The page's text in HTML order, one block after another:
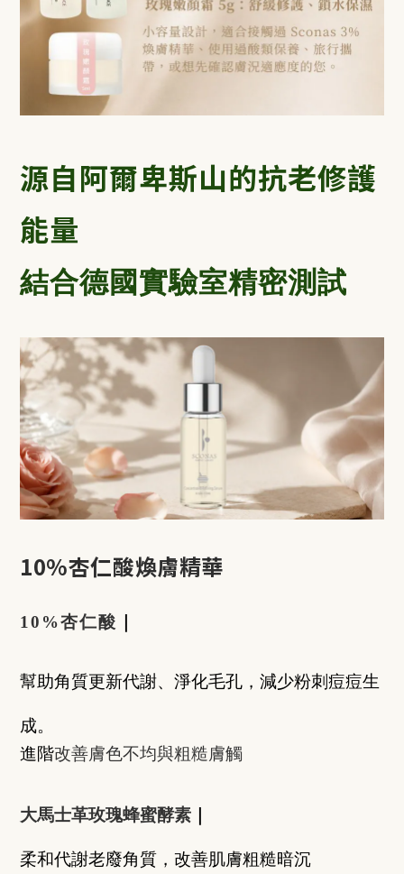
源自阿爾卑斯山的抗老修護
能量
結合德國實驗室精密測試
10%杏仁酸煥膚精華
10%杏仁酸
幫助角質更新代謝、淨化毛孔，減少粉刺痘痘生
成。
進階改善膚色不均與粗糙膚觸
大馬士革玫瑰蜂蜜酵素
柔和代謝老廢角質，改善肌膚粗糙暗沉